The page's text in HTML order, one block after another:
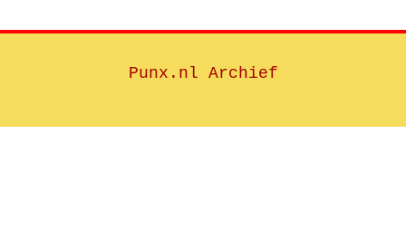
Punx.nl Archief